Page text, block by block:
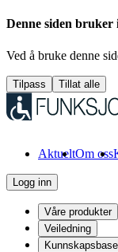
Denne siden bruker
Ved å bruke denne
Tilpass Tillat alle
AktueltOm oss
Logg inn
Våre produkter
Veiledning
Kunnskapsbase